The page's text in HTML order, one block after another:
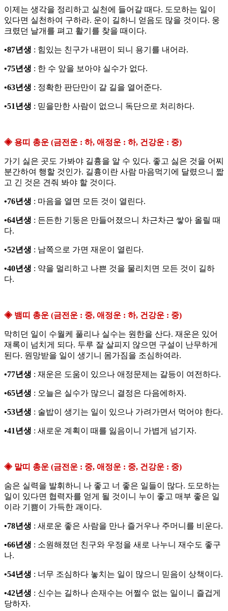
이제는 생각을 정리하고 실천에 들어갈 때다. 도모하는 일이
있다면 실천하여 구하라. 운이 길하니 얻음도 많을 것이다. 웅
크렸던 날개를 펴고 활기를 찾을 때이다.
•87년생 : 힘있는 친구가 내편이 되니 용기를 내어라.
•75년생 : 한 수 앞을 보아야 실수가 없다.
•63년생 : 정확한 판단만이 갈 길을 열어준다.
•51년생 : 믿을만한 사람이 없으니 독단으로 처리하다.
◈ 용띠 총운 (금전운 : 하, 애정운 : 하, 건강운 : 중)
가기 싫은 곳도 가봐야 길흉을 알 수 있다. 좋고 싫은 것을 어찌
분간하여 행할 것인가. 길흉이란 사람 마음먹기에 달렸으니 짧
고 긴 것은 견줘 봐야 할 것이다.
•76년생 : 마음을 열면 모든 것이 열린다.
•64년생 : 든든한 기둥은 만들어졌으니 차근차근 쌓아 올릴 때
다.
•52년생 : 남쪽으로 가면 재운이 열린다.
•40년생 : 약을 멀리하고 나쁜 것을 물리치면 모든 것이 길하
다.
◈ 뱀띠 총운 (금전운 : 중, 애정운 : 하, 건강운 : 중)
막히던 일이 수월케 풀리나 실수는 원한을 산다. 재운은 있어
재록이 넘치게 되다. 두루 잘 살피지 않으면 구설이 난무하게
된다. 원망받을 일이 생기니 몸가짐을 조심하여라.
•77년생 : 재운은 도움이 있으나 애정문제는 갈등이 여전하다.
•65년생 : 오늘은 실수가 많으니 결정은 다음에하자.
•53년생 : 술밥이 생기는 일이 있으나 가려가면서 먹어야 한다.
•41년생 : 새로운 계획이 때를 잃음이니 가볍게 넘기자.
◈ 말띠 총운 (금전운 : 중, 애정운 : 중, 건강운 : 중)
숨은 실력을 발휘하니 나 좋고 너 좋은 일들이 많다. 도모하는
일이 있다면 협력자를 얻게 될 것이니 누이 좋고 매부 좋은 일
이라 기쁨이 가득한 괘이다.
•78년생 : 새로운 좋은 사람을 만나 즐거우나 주머니를 비운다.
•66년생 : 소원해졌던 친구와 우정을 새로 나누니 재수도 좋구
나.
•54년생 : 너무 조심하다 놓치는 일이 많으니 믿음이 상책이다.
•42년생 : 신수는 길하나 손재수는 어쩔수 없는 일이니 즐겁게
당하자.